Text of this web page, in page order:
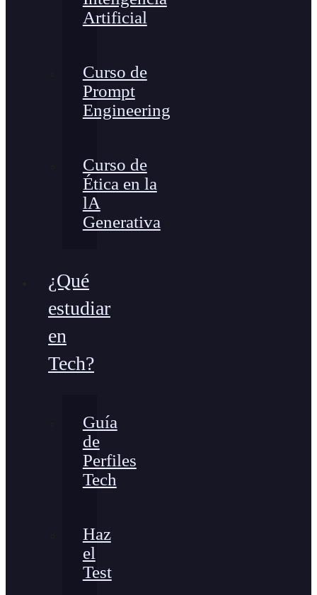
Artificial
Curso de
Prompt
Engineering
Curso de
Ética en la
lA
Generativa
¿Qué
estudiar
en
Tech?
Guía
de
Perfiles
Tech
Haz
el
Test